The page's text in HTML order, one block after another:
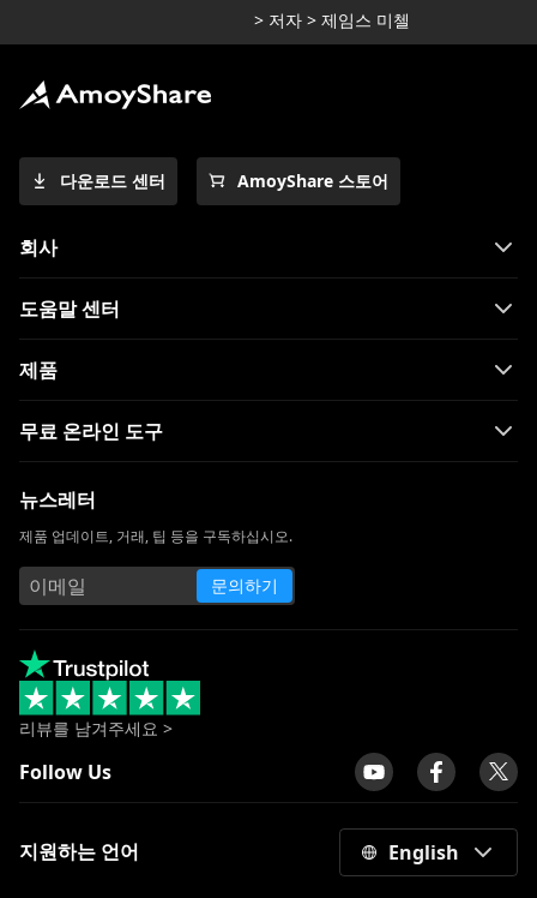
> 저자 > 제임스 미첼
다운로드 센터 AmoyShare 스토어
회사
도움말 센터
제품
무료 온라인 도구
뉴스레터
제품 업데이트, 거래, 팁 등을 구독하십시오.
문의하기
리뷰를 남겨주세요 >
Follow Us
지원하는 언어 English